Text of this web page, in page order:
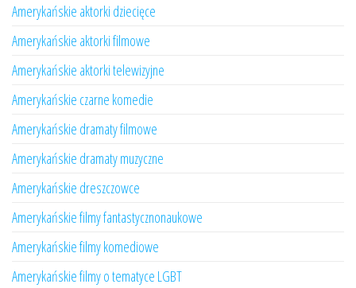
Amerykańskie aktorki dziecięce
Amerykańskie aktorki filmowe
Amerykańskie aktorki telewizyjne
Amerykańskie czarne komedie
Amerykańskie dramaty filmowe
Amerykańskie dramaty muzyczne
Amerykańskie dreszczowce
Amerykańskie filmy fantastycznonaukowe
Amerykańskie filmy komediowe
Amerykańskie filmy o tematyce LGBT